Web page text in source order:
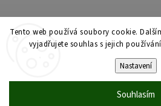
Tento web používá soubory cookie.
vyjadřujete souhlas s jejich
Nastavení
Souhlasím
Professor Onyx.